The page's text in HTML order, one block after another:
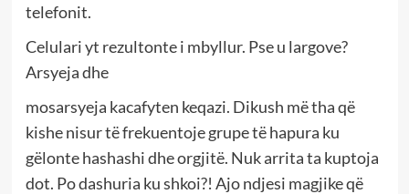
telefonit.
Celulari yt rezultonte i mbyllur. Pse u largove?
Arsyeja dhe
mosarsyeja kacafyten keqazi. Dikush më tha që
kishe nisur të frekuentoje grupe të hapura ku
gëlonte hashashi dhe orgjitë. Nuk arrita ta kuptoja
dot. Po dashuria ku shkoi?! Ajo ndjesi magjike që